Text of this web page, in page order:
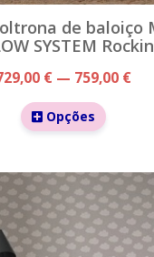
de baloiço
SYSTEM
€ — 759,00 €
Opções